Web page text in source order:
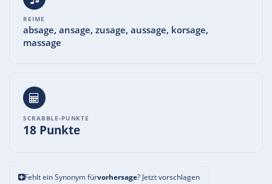
REIME
absage, ansage, zusage, aussage, korsage,
massage
SCRABBLE-PUNKTE
18 Punkte
Fehlt ein Synonym fürvorhersage? Jetzt vorschlagen